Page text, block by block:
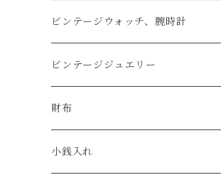
アップルウォッチベルト
コードバン
クロコダイル
エコレザー
ビンテージウォッチ、腕時計
オメガ / OMEGA
ユリスナルダン / ULYSSE NARDIN
セイコー / SEIKO
ビンテージジュエリー
カルティエ / Cartier
財布
コンパクト
小銭入れ